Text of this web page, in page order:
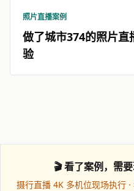
照片直播案例
做了城市374的照片
验
🎬 看了案例，需
摄行直播 4K 多机位现场执行